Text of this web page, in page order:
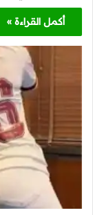
أكمل القراءة »